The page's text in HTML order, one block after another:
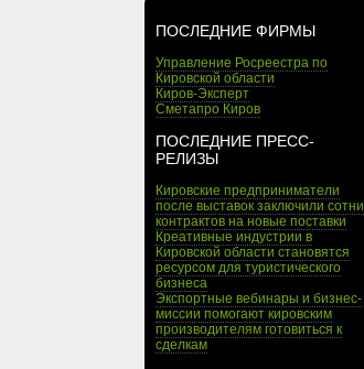
ПОСЛЕДНИЕ ФИРМЫ
Управление Росреестра по
Кировской области
Киров-Эксперт
Сметапро Киров
ПОСЛЕДНИЕ ПРЕСС-
РЕЛИЗЫ
Кировские предприниматели
после выставок заключили сотни
контрактов на новые поставки
Креативные индустрии в
Кировской области становятся
ресурсом для туристического
бизнеса
Экспортные вебинары и бизнес-
миссии помогают кировским
производителям готовиться к
сделкам